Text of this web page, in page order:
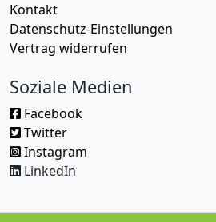
Kontakt
Datenschutz-Einstellungen
Vertrag widerrufen
Soziale Medien
Facebook
Twitter
Instagram
LinkedIn